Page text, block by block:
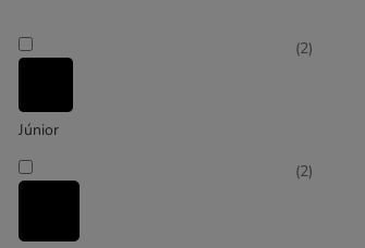
Júnior
(2)
(2)